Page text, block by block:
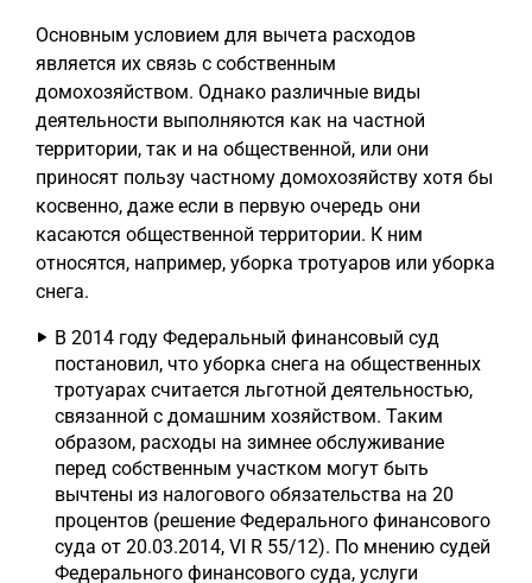
Основным условием для вычета расходов
является их связь с собственным
домохозяйством. Однако различные виды
деятельности выполняются как на частной
территории, так и на общественной, или они
приносят пользу частному домохозяйству хотя бы
косвенно, даже если в первую очередь они
касаются общественной территории. К ним
относятся, например, уборка тротуаров или уборка
снега.
В 2014 году Федеральный финансовый суд
постановил, что уборка снега на общественных
тротуарах считается льготной деятельностью,
связанной с домашним хозяйством. Таким
образом, расходы на зимнее обслуживание
перед собственным участком могут быть
вычтены из налогового обязательства на 20
процентов (решение Федерального финансового
суда от 20.03.2014, VI R 55/12). По мнению судей
Федерального финансового суда, услуги